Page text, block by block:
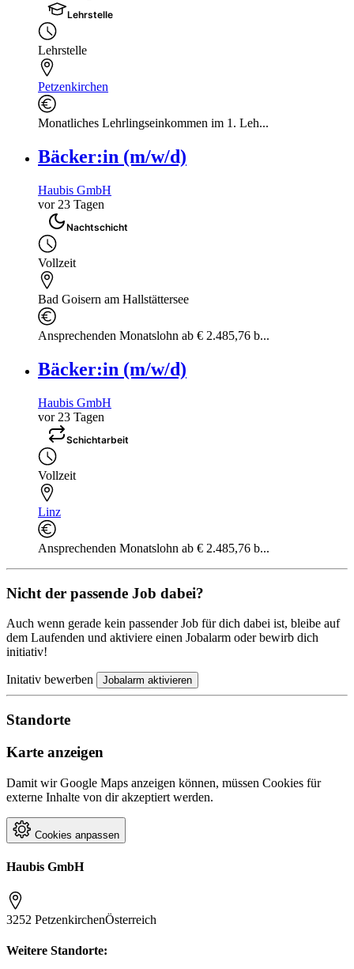
Lehrstelle
Lehrstelle
Petzenkirchen
Monatliches Lehrlingseinkommen im 1. Leh...
Bäcker:in (m/w/d)
Haubis GmbH
vor 23 Tagen
Nachtschicht
Vollzeit
Bad Goisern am Hallstättersee
Ansprechenden Monatslohn ab € 2.485,76 b...
Bäcker:in (m/w/d)
Haubis GmbH
vor 23 Tagen
Schichtarbeit
Vollzeit
Linz
Ansprechenden Monatslohn ab € 2.485,76 b...
Nicht der passende Job dabei?
Auch wenn gerade kein passender Job für dich dabei ist, bleibe auf
dem Laufenden und aktiviere einen Jobalarm oder bewirb dich
initiativ!
Initativ bewerben Jobalarm aktivieren
Standorte
Karte anzeigen
Damit wir Google Maps anzeigen können, müssen Cookies für
externe Inhalte von dir akzeptiert werden.
Cookies anpassen
Haubis GmbH
3252 PetzenkirchenÖsterreich
Weitere Standorte: